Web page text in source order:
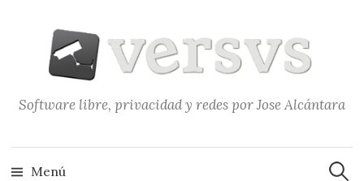
contenido
Software libre, privacidad y redes por Jose Alcántara
Menú